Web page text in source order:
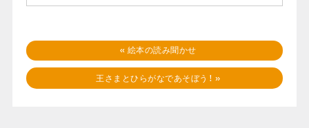
« 絵本の読み聞かせ
王さまとひらがなであそぼう！ »